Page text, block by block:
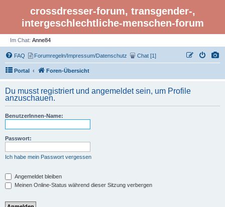
crossdresser-forum, transgender-,
intergeschlechtliche-menschen-forum
Im Chat: Anne84
FAQ Forumregeln/Impressum/Datenschutz Chat [1]
Portal Foren-Übersicht
Du musst registriert und angemeldet sein, um Profile
anzuschauen.
BenutzerInnen-Name:
Passwort:
Ich habe mein Passwort vergessen
Angemeldet bleiben
Meinen Online-Status während dieser Sitzung verbergen